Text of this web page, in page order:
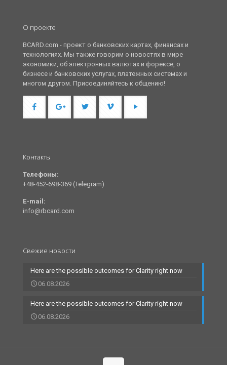
О проекте
BCARD.com - проект о банковских картах, финансах и
технологиях. Мы также говорим о новостях в мире
экономики, об электронных валютах и форексе, о
бизнесе и банковских услугах, платежных системах и
многом другом. Присоединяйтесь к общению!
Контакты
Телефоны:
+48-452-698-369 (Telegram)
E-mail:
info@rbcard.com
Свежие новости
Here are the possible outcomes for Clarity right now
06.08.2026
Here are the possible outcomes for Clarity right now
06.08.2026